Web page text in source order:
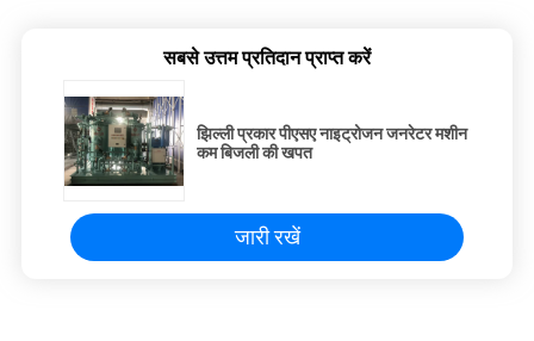
सबसे उत्तम प्रतिदान प्राप्त करें
झिल्ली प्रकार पीएसए नाइट्रोजन जनरेटर मशीन
कम बिजली की खपत
जारी रखें